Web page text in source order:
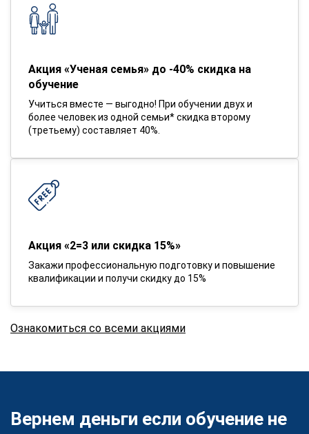
Акция «Ученая семья» до -40% скидка на
обучение
Учиться вместе — выгодно! При обучении двух и
более человек из одной семьи* скидка второму
(третьему) составляет 40%.
Акция «2=3 или скидка 15%»
Закажи профессиональную подготовку и повышение
квалификации и получи скидку до 15%
Ознакомиться со всеми акциями
Вернем деньги если обучение не